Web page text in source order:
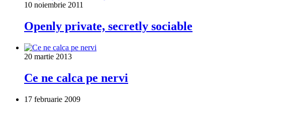
10 noiembrie 2011
Openly private, secretly sociable
20 martie 2013
Ce ne calca pe nervi
17 februarie 2009